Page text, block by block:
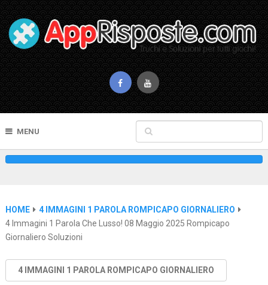
MENU
HOME
4 IMMAGINI 1 PAROLA ROMPICAPO GIORNALIERO
4 Immagini 1 Parola Che Lusso! 08 Maggio 2025 Rompicapo
Giornaliero Soluzioni
4 IMMAGINI 1 PAROLA ROMPICAPO GIORNALIERO